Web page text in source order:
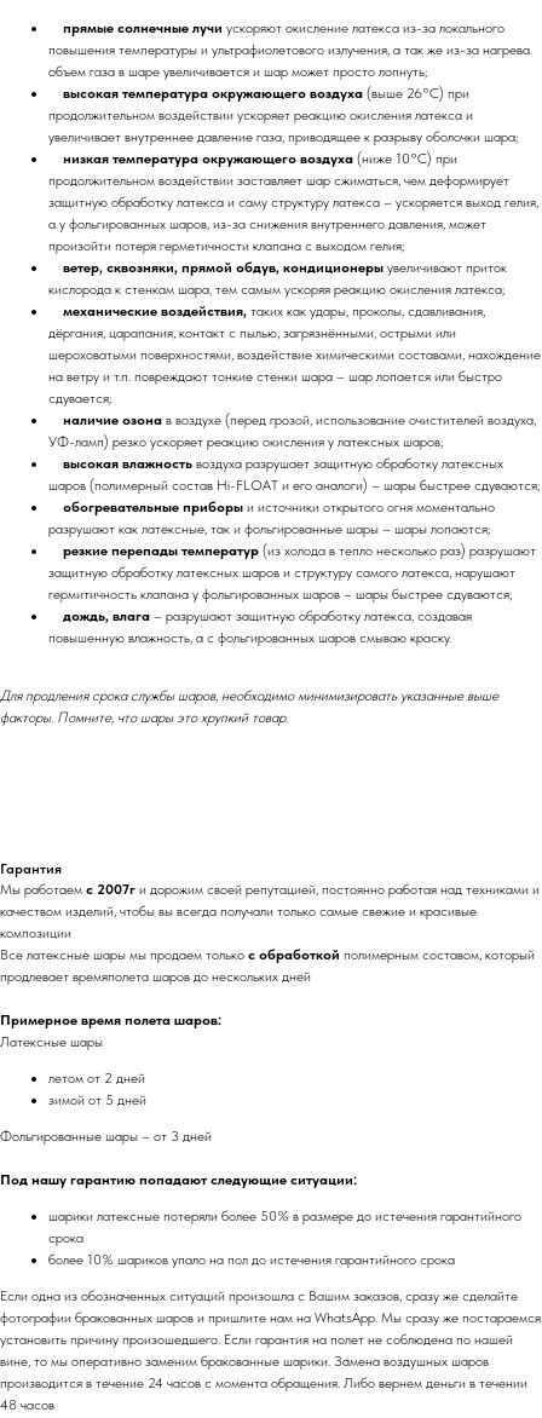
прямые солнечные лучи ускоряют окисление латекса из-за локального
повышения температуры и ультрафиолетового излучения, а так же из-за нагрева
объем газа в шаре увеличивается и шар может просто лопнуть;
высокая температура окружающего воздуха (выше 26°C) при
продолжительном воздействии ускоряет реакцию окисления латекса и
увеличивает внутреннее давление газа, приводящее к разрыву оболочки шара;
низкая температура окружающего воздуха (ниже 10°C) при
продолжительном воздействии заставляет шар сжиматься, чем деформирует
защитную обработку латекса и саму структуру латекса – ускоряется выход гелия,
а у фольгированных шаров, из-за снижения внутреннего давления, может
произойти потеря герметичности клапана с выходом гелия;
ветер, сквозняки, прямой обдув, кондиционеры увеличивают приток
кислорода к стенкам шара, тем самым ускоряя реакцию окисления латекса;
механические воздействия, таких как удары, проколы, сдавливания,
дёргания, царапания, контакт с пылью, загрязнёнными, острыми или
шероховатыми поверхностями, воздействие химическими составами, нахождение
на ветру и т.п. повреждают тонкие стенки шара – шар лопается или быстро
сдувается;
наличие озона в воздухе (перед грозой, использование очистителей воздуха,
УФ-ламп) резко ускоряет реакцию окисления у латексных шаров;
высокая влажность воздуха разрушает защитную обработку латексных
шаров (полимерный состав Hi-FLOAT и его аналоги) – шары быстрее сдуваются;
обогревательные приборы и источники открытого огня моментально
разрушают как латексные, так и фольгированные шары – шары лопаются;
резкие перепады температур (из холода в тепло несколько раз) разрушают
защитную обработку латексных шаров и структуру самого латекса, нарушают
гермитичность клапана у фольгированных шаров – шары быстрее сдуваются;
дождь, влага – разрушают защитную обработку латекса, создавая
повышенную влажность, а с фольгированных шаров смываю краску.
Для продления срока службы шаров, необходимо минимизировать указанные выше
факторы. Помните, что шары это хрупкий товар.
Гарантия
Мы работаем с 2007г и дорожим своей репутацией, постоянно работая над техниками и
качеством изделий, чтобы вы всегда получали только самые свежие и красивые
композиции
Все латексные шары мы продаем только с обработкой полимерным составом, который
продлевает времяполета шаров до нескольких дней
Примерное время полета шаров:
Латексные шары
летом от 2 дней
зимой от 5 дней
Фольгированные шары – от 3 дней
Под нашу гарантию попадают следующие ситуации:
шарики латексные потеряли более 50% в размере до истечения гарантийного
срока
более 10% шариков упало на пол до истечения гарантийного срока
Если одна из обозначенных ситуаций произошла с Вашим заказов, сразу же сделайте
фотографии бракованных шаров и пришлите нам на WhatsApp. Мы сразу же постараемся
установить причину произошедшего. Если гарантия на полет не соблюдена по нашей
вине, то мы оперативно заменим бракованные шарики. Замена воздушных шаров
производится в течение 24 часов с момента обращения. Либо вернем деньги в течении
48 часов